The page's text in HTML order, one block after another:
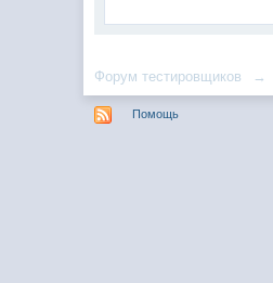
Форум тестировщиков →
Помощь